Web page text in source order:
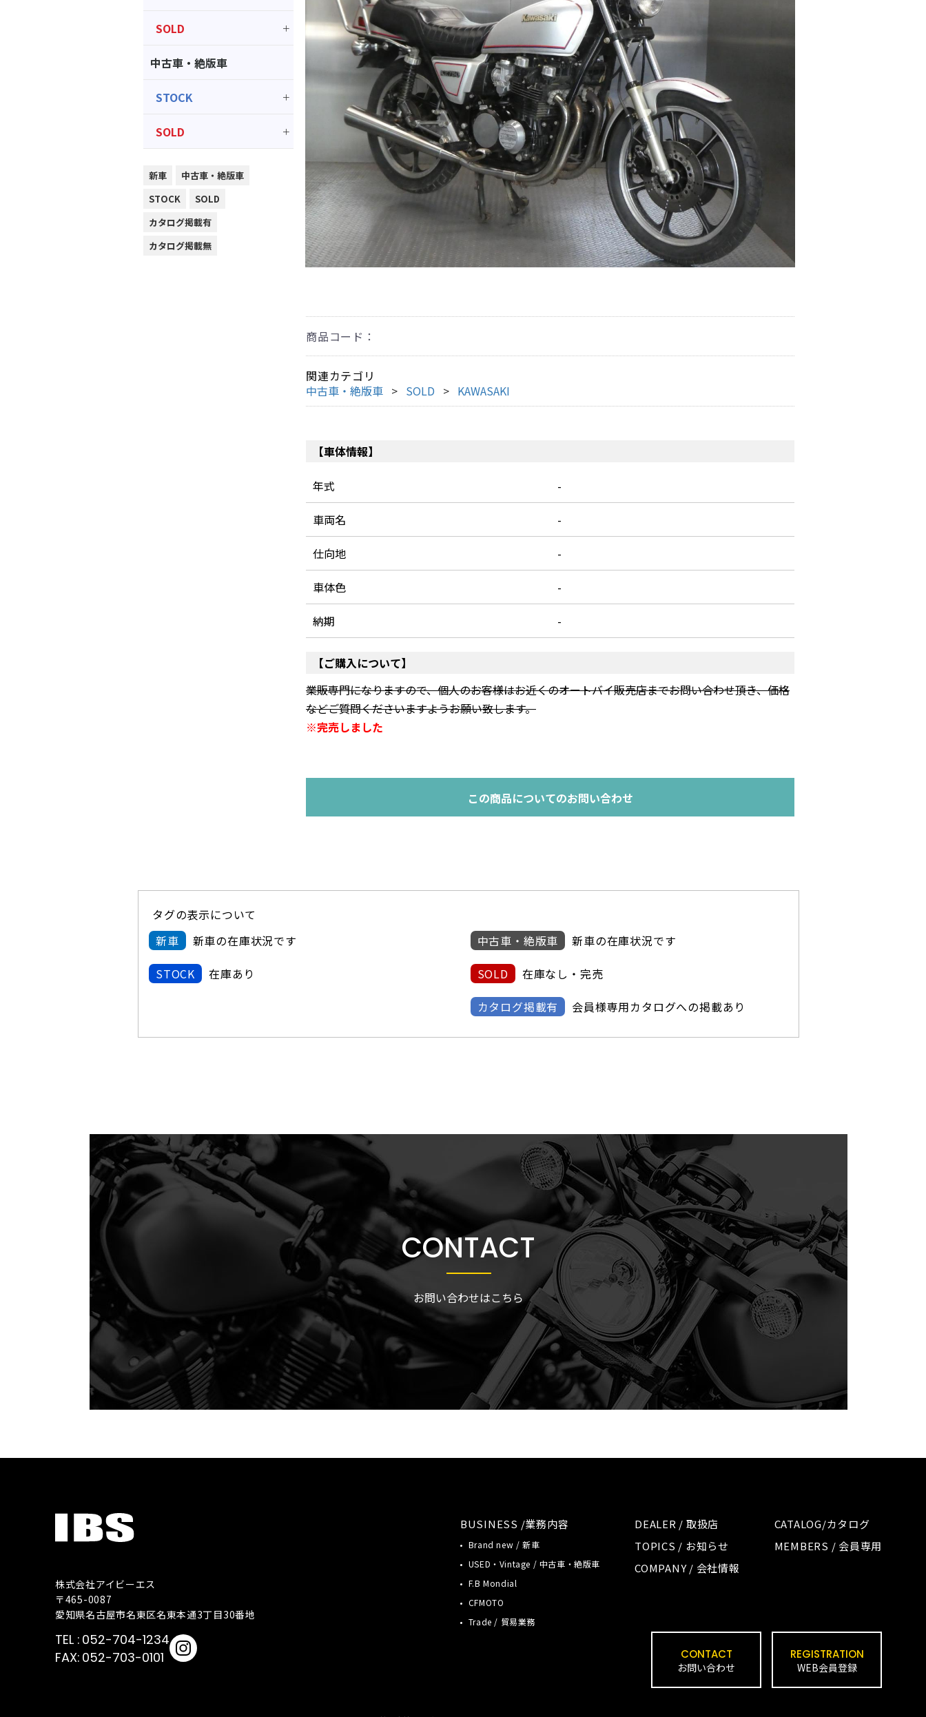
SOLD
中古車・絶版車
STOCK
SOLD
新車
中古車・絶版車
STOCK
SOLD
カタログ掲載有
カタログ掲載無
商品コード：
関連カテゴリ
中古車・絶版車
SOLD KAWASAKI
【車体情報】
年式 -
車両名 -
仕向地 -
車体色 -
納期 -
【ご購入について】
業販専門になりますので、個人のお客様はお近くのオートバイ販売店までお問い合わせ頂き、価格
などご質問くださいますようお願い致します。
※完売しました
この商品についてのお問い合わせ
タグの表示について
新車
新車の在庫状況です 中古車・絶版車
新車の在庫状況です
STOCK
在庫あり SOLD
在庫なし・完売
カタログ掲載有
会員様専用カタログへの掲載あり
CONTACT
お問い合わせはこちら
株式会社アイビーエス
〒465-0087
愛知県名古屋市名東区名東本通3丁目30番地
052-704-1234
052-703-0101
BUSINESS /業務内容
Brand new / 新車
USED・Vintage / 中古車・絶版車
F.B Mondial
CFMOTO
Trade / 貿易業務
DEALER / 取扱店
TOPICS / お知らせ
COMPANY / 会社情報
CATALOG/カタログ
MEMBERS / 会員専用
CONTACT
お問い合わせ
REGISTRATION
WEB会員登録